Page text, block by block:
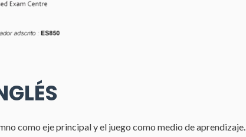
como eje principal y el juego como medio de aprendizaje.